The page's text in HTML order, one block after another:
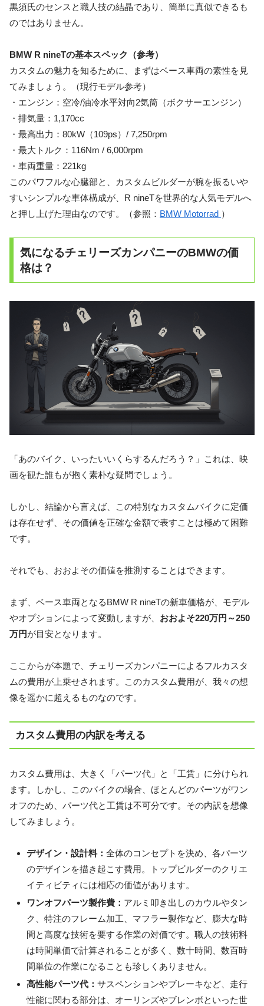
黒須氏のセンスと職人技の結晶であり、簡単に真似できるも
のではありません。
BMW R nineTの基本スペック（参考）
カスタムの魅力を知るために、まずはベース車両の素性を見
てみましょう。（現行モデル参考）
・エンジン：空冷/油冷水平対向2気筒（ボクサーエンジン）
・排気量：1,170cc
・最高出力：80kW（109ps）/ 7,250rpm
・最大トルク：116Nm / 6,000rpm
・車両重量：221kg
このパワフルな心臓部と、カスタムビルダーが腕を振るいや
すいシンプルな車体構成が、R nineTを世界的な人気モデルへ
と押し上げた理由なのです。（参照： BMW Motorrad ）
気になるチェリーズカンパニーのBMWの価
格は？
「あのバイク、いったいいくらするんだろう？」これは、映
画を観た誰もが抱く素朴な疑問でしょう。
しかし、結論から言えば、
この特別なカスタムバイクに定価
は存在せず、その価値を正確な金額で表すことは極めて困難
です。
それでも、おおよその価値を推測することはできます。
まず、ベース車両となるBMW R nineTの新車価格が、モデル
やオプションによって変動しますが、 おおよそ220万円～250
万円が目安となります。
ここからが本題で、チェリーズカンパニーによるフルカスタ
ムの費用が上乗せされます。このカスタム費用が、我々の想
像を遥かに超えるものなのです。
カスタム費用の内訳を考える
カスタム費用は、大きく「パーツ代」と「工賃」に分けられ
ます。しかし、このバイクの場合、ほとんどのパーツがワン
オフのため、パーツ代と工賃は不可分です。その内訳を想像
してみましょう。
デザイン・設計料： 全体のコンセプトを決め、各パーツ
のデザインを描き起こす費用。トップビルダーのクリエ
イティビティには相応の価値があります。
ワンオフパーツ製作費： アルミ叩き出しのカウルやタン
ク、特注のフレーム加工、マフラー製作など、膨大な時
間と高度な技術を要する作業の対価です。職人の技術料
は時間単価で計算されることが多く、数十時間、数百時
間単位の作業になることも珍しくありません。
高性能パーツ代： サスペンションやブレーキなど、走行
性能に関わる部分は、オーリンズやブレンボといった世